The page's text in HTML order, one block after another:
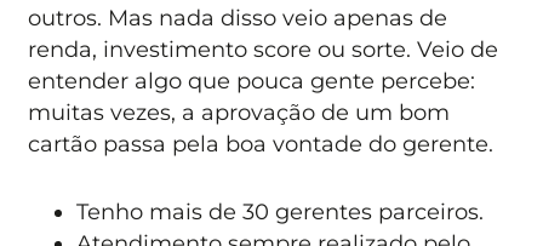
outros. Mas nada disso veio apenas de
renda, investimento score ou sorte. Veio de
entender algo que pouca gente percebe:
muitas vezes, a aprovação de um bom
cartão passa pela boa vontade do gerente.
Tenho mais de 30 gerentes parceiros.